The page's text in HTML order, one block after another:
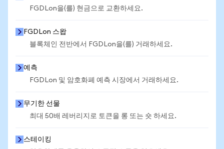
FGDLon을(를) 현금으로 교환하세요.
FGDLon 스왑
블록체인 전반에서 FGDLon을(를) 거래하세요.
예측
FGDLon 및 암호화폐 예측 시장에서 거래하세요.
무기한 선물
최대 50배 레버리지로 토큰을 롱 또는 숏 하세요.
스테이킹